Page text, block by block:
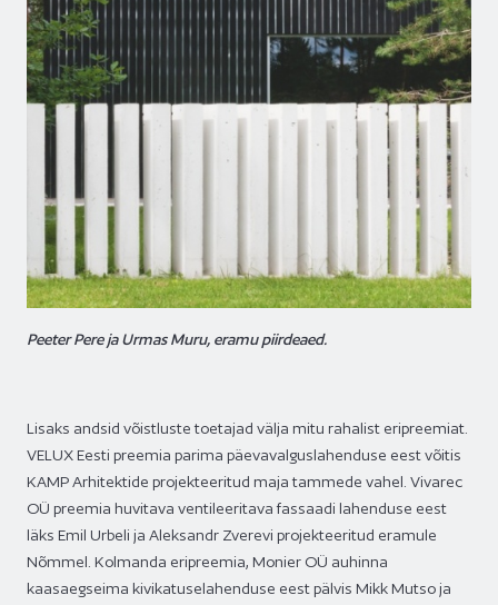
Peeter Pere ja Urmas Muru, eramu piirdeaed.
Lisaks andsid võistluste toetajad välja mitu rahalist eripreemiat.
VELUX Eesti preemia parima päevavalguslahenduse eest võitis
KAMP Arhitektide projekteeritud maja tammede vahel. Vivarec
OÜ preemia huvitava ventileeritava fassaadi lahenduse eest
läks Emil Urbeli ja Aleksandr Zverevi projekteeritud eramule
Nõmmel. Kolmanda eripreemia, Monier OÜ auhinna
kaasaegseima kivikatuselahenduse eest pälvis Mikk Mutso ja